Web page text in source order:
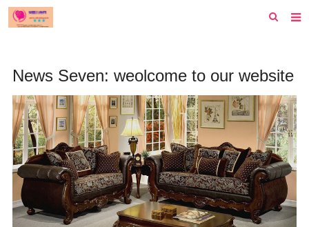
纽约
洛杉矶
波士顿
芝加哥
费城
旧金山
News Seven: weolcome to our website